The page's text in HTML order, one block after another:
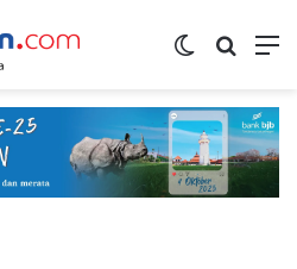
Switch skin